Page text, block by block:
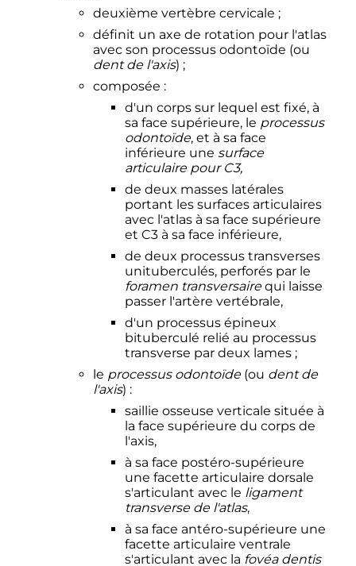
deuxième vertèbre cervicale ;
définit un axe de rotation pour l'atlas
avec son processus odontoïde (ou
dent de l'axis) ;
composée :
d'un corps sur lequel est fixé, à
sa face supérieure, le processus
odontoïde, et à sa face
inférieure une surface
articulaire pour C3,
de deux masses latérales
portant les surfaces articulaires
avec l'atlas à sa face supérieure
et C3 à sa face inférieure,
de deux processus transverses
unituberculés, perforés par le
foramen transversairequi laisse
passer l'artère vertébrale,
d'un processus épineux
bituberculé relié au processus
transverse par deux lames ;
le processus odontoïde(ou dent de
l'axis) :
saillie osseuse verticale située à
la face supérieure du corps de
l'axis,
à sa face postéro-supérieure
une facette articulaire dorsale
s'articulant avec le ligament
transverse de l'atlas,
à sa face antéro-supérieure une
facette articulaire ventrale
s'articulant avec la fovéa dentis